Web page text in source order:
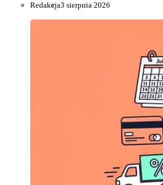
Redakcja3 sierpnia 2026